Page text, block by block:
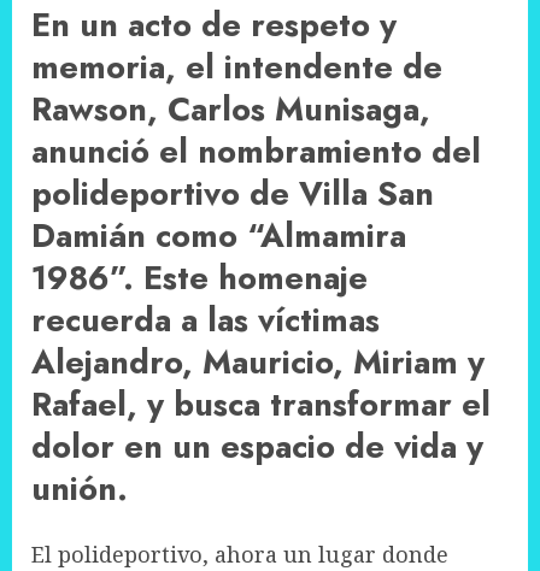
En un acto de respeto y
memoria, el intendente de
Rawson, Carlos Munisaga,
anunció el nombramiento del
polideportivo de Villa San
Damián como “Almamira
1986”. Este homenaje
recuerda a las víctimas
Alejandro, Mauricio, Miriam y
Rafael, y busca transformar el
dolor en un espacio de vida y
unión.
El polideportivo, ahora un lugar donde